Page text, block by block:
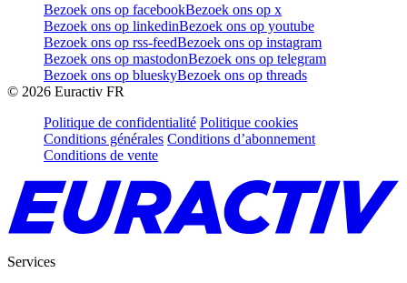
Bezoek ons op facebookBezoek ons op x
Bezoek ons op linkedinBezoek ons op youtube
Bezoek ons op rss-feedBezoek ons op instagram
Bezoek ons op mastodonBezoek ons op telegram
Bezoek ons op blueskyBezoek ons op threads
© 2026 Euractiv FR
Politique de confidentialité Politique cookies
Conditions générales Conditions d’abonnement
Conditions de vente
Services